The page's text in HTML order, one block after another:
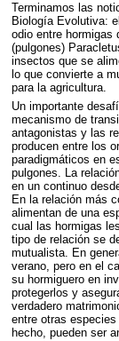
Terminamos las
Biología Evolutiva:
odio entre hormigas
(pulgones)
insectos que se
lo que convierte a
para la agricultura.
Un importante
mecanismo de
antagonistas y las
producen entre los
paradigmáticos en
pulgones. La
en un continuo
En la relación más
alimentan de una
cual las hormigas
tipo de relación se
mutualista. En
verano, pero en el
su hormiguero en
protegerlos y
verdadero
entre otras
hecho, pueden ser